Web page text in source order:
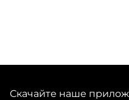
Скачайте наше